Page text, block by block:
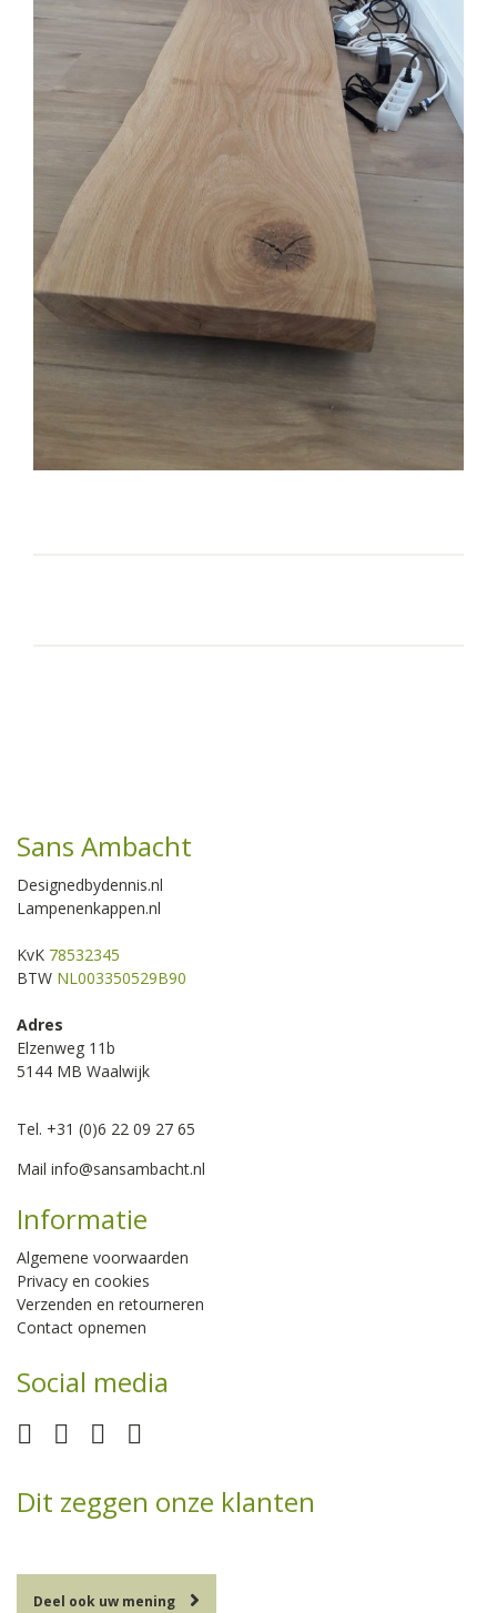
Sans Ambacht
Designedbydennis.nl
Lampenenkappen.nl
KvK 78532345
BTW NL003350529B90
Adres
Elzenweg 11b
5144 MB Waalwijk
Tel. +31 (0)6 22 09 27 65
Mail info@sansambacht.nl
Informatie
Algemene voorwaarden
Privacy en cookies
Verzenden en retourneren
Contact opnemen
Social media
Dit zeggen onze klanten
Deel ook uw mening